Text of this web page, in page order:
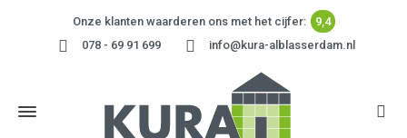
Onze klanten waarderen ons met het cijfer:
9,4
078 - 69 91 699
info@kura-alblasserdam.nl